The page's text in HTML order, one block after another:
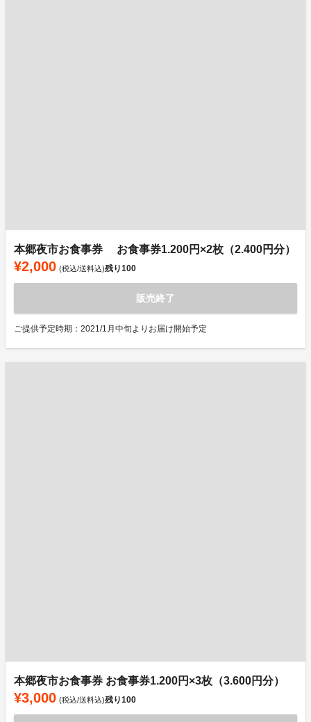
本郷夜市お食事券 お食事券1.200円×2枚（2.400円分）
¥2,000 (税込/送料込)残り100
販売終了
ご提供予定時期：2021/1月中旬よりお届け開始予定
本郷夜市お食事券 お食事券1.200円×3枚（3.600円分）
¥3,000 (税込/送料込)残り100